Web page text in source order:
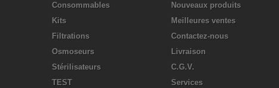
Consommables
Kits
Filtrations
Osmoseurs
Stérilisateurs
TEST
Nouveaux produits
Meilleures ventes
Contactez-nous
Livraison
C.G.V.
Services